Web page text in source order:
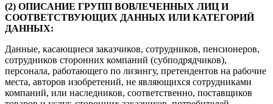
(2) ОПИСАНИЕ ГРУПП ВОВЛЕЧЕННЫХ ЛИЦ И
СООТВЕТСТВУЮЩИХ ДАННЫХ ИЛИ КАТЕГОРИЙ
ДАННЫХ:
Данные, касающиеся заказчиков, сотрудников, пенсионеров,
сотрудников сторонних компаний (субподрядчиков),
персонала, работающего по лизингу, претендентов на рабочие
места, авторов изобретений, не являющихся сотрудниками
компаний, или наследников, соответственно, поставщиков